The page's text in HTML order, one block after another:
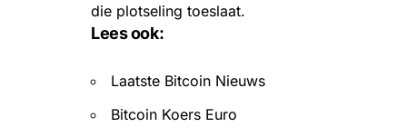
die plotseling toeslaat.
Lees ook:
Laatste Bitcoin Nieuws
Bitcoin Koers Euro